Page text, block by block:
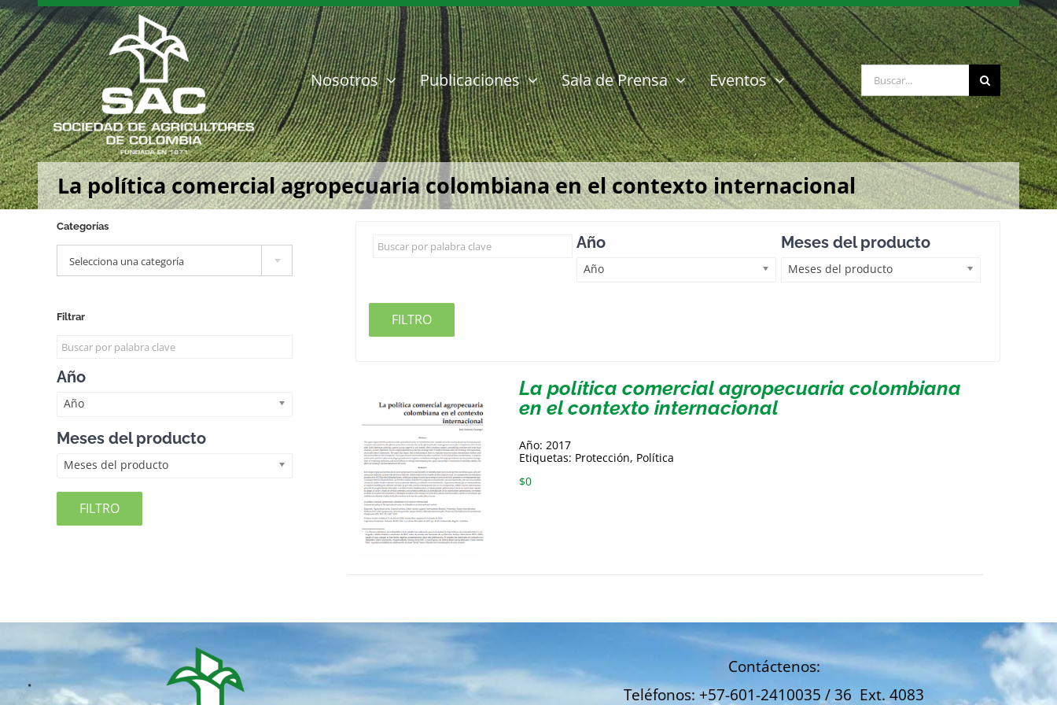
Saltar
al
contenido
Nosotros Publicaciones Sala de Prensa Eventos Buscar:
La política comercial agropecuaria colombiana en el contexto internacional
Año
Año
Meses del producto
Meses del producto
FILTRO
La política comercial agropecuaria colombiana
en el contexto internacional
Año: 2017
Etiquetas: Protección, Política
$0
Categorías
Selecciona una categoría
Filtrar
Año
Año
Meses del producto
Meses del producto
FILTRO
Contáctenos:
Teléfonos: +57-601-2410035 / 36 Ext. 4083